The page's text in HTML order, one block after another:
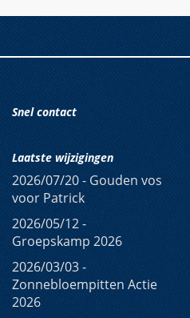
Snel contact
Laatste wijzigingen
2026/07/20 -Gouden vos
voor Patrick
2026/05/12 -
Groepskamp 2026
2026/03/03 -
Zonnebloempitten Actie
2026